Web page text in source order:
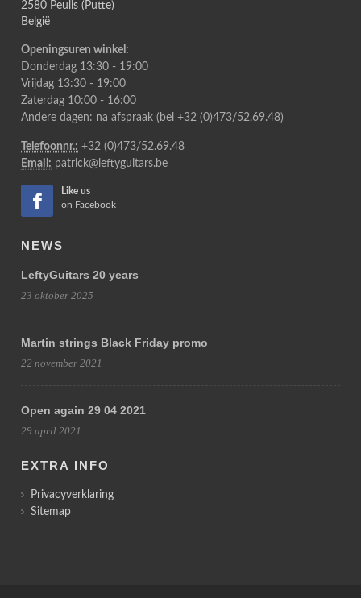
2580 Peulis (Putte)
België
Openingsuren winkel:
Donderdag 13:30 - 19:00
Vrijdag 13:30 - 19:00
Zaterdag 10:00 - 16:00
Andere dagen: na afspraak (bel +32 (0)473/52.69.48)
Telefoonnr.: +32 (0)473/52.69.48
Email: patrick@leftyguitars.be
Like us
on Facebook
NEWS
LeftyGuitars 20 years
23 oktober 2025
Martin strings Black Friday promo
22 november 2021
Open again 29 04 2021
29 april 2021
EXTRA INFO
Privacyverklaring
Sitemap